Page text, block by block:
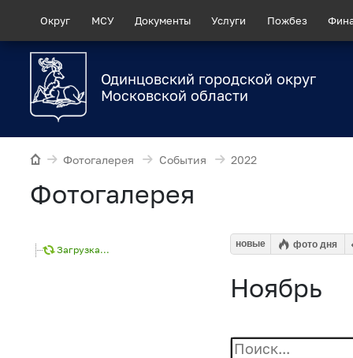
Округ МСУ Документы Услуги Пожбез
Одинцовский городской округ
Московской области
Фотогалерея События 2022
Фотогалерея
Загрузка...
новые фото дня
Ноябрь